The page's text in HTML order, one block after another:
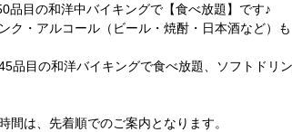
品目の和洋中バイキングで【食べ放題】です♪
ク・アルコール（ビール・焼酎・日本酒など）
品目の和洋バイキングで食べ放題、ソフトドリ
間は、先着順でのご案内となります。